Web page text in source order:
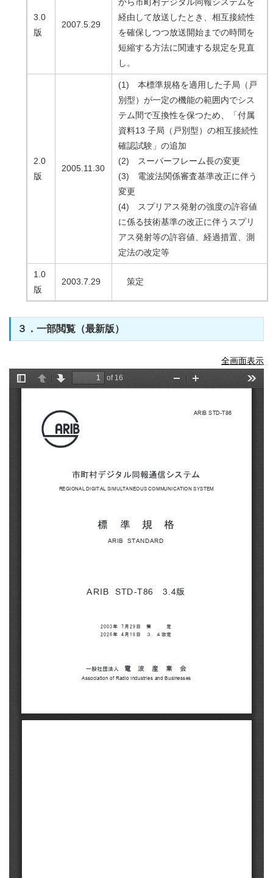
3.0
版
2007.5.29
経由して放送したとき、相互接続性
を確保しつつ放送開始までの時間を
短縮する方法に関連する規定を見直
し。
2.0
版
2005.11.30
(1) 本標準規格を適用した子局（戸
別型）が一定の機能の範囲内でシス
テム間で互換性を保つため、「付属
資料13 子局（戸別型）の相互接続性
確認試験」の追加
(2) スーパーフレーム長の変更
(3) 電波法関係審査基準改正に伴う
変更
(4) スプリアス発射の強度の許容値
に係る技術基準の改正に伴うスプリ
アス発射等の許容値、経過措置、測
定法の改定等
1.0
版
2003.7.29 策定
３．一部閲覧（最新版）
全画面表示